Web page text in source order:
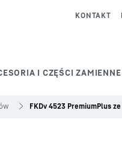
I CZĘŚCI ZAMIENNE
KONTAKT
FKDv 4523 PremiumPlus